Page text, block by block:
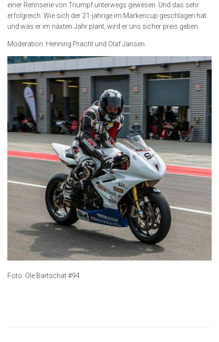
einer Rennserie von Triumpf unterwegs gewesen. Und das sehr
erfolgreich. Wie sich der 21-jährige im Markencup geschlagen hat
und was er im näxten Jahr plant, wird er uns sicher preis geben.
Moderation: Henning Pracht und Olaf Jansen
Foto: Ole Bartschat #94